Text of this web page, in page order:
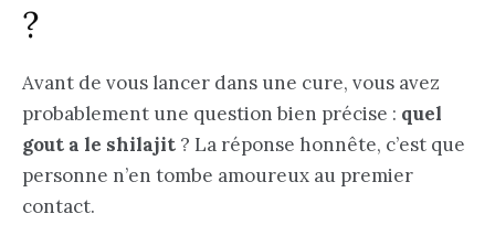
?
Avant de vous lancer dans une cure, vous avez
probablement une question bien précise : quel
gout a le shilajit ? La réponse honnête, c’est que
personne n’en tombe amoureux au premier
contact.